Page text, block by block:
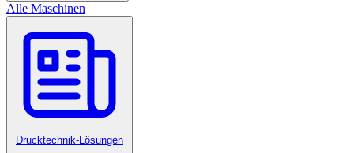
Alle Maschinen
Drucktechnik-Lösungen